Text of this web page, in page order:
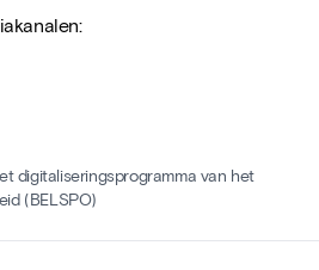
digitaliseringsprogramma van het
(BELSPO)